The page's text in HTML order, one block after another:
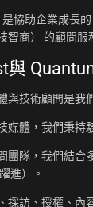
是協助企業成長
智商） 的顧問服
與
與技術顧問是我
媒體，我們秉持
團隊，我們結合
進）。
採訪、授權、內